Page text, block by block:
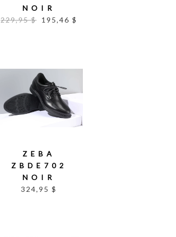
NOIR
229,95 $
195,46 $
ZEBA
ZBDE702
NOIR
324,95 $